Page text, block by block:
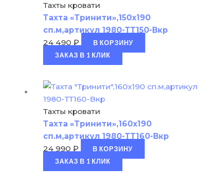
Тахты кровати
Тахта «Тринити»,150х190
сп.м,артикул 1980-ТТ150-Вкр
24 490 ₽
В КОРЗИНУ
ЗАКАЗ В 1 КЛИК
Тахты кровати
Тахта «Тринити»,160х190
сп.м,артикул 1980-ТТ160-Вкр
24 990 ₽
В КОРЗИНУ
ЗАКАЗ В 1 КЛИК